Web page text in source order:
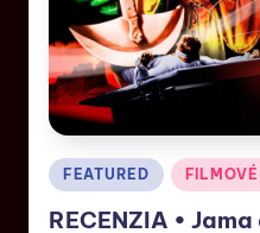
FEATURED
RECENZIA •